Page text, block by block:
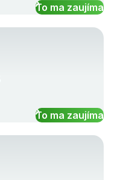
To ma zaujíma
To ma zaujíma